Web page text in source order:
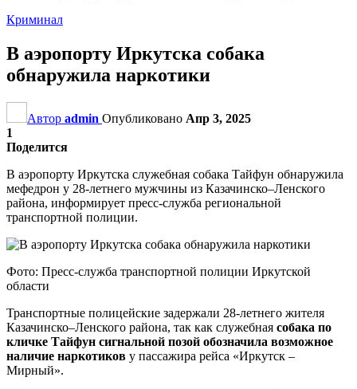
Криминал
В аэропорту Иркутска собака
обнаружила наркотики
Автор admin Опубликовано Апр 3, 2025
1
Поделится
В аэропорту Иркутска служебная собака Тайфун обнаружила
мефедрон у 28-летнего мужчины из Казачинско–Ленского
района, информирует пресс-служба региональной
транспортной полиции.
Фото: Пресс-служба транспортной полиции Иркутской
области
Транспортные полицейские задержали 28-летнего жителя
Казачинско–Ленского района, так как служебная собака по
кличке Тайфун сигнальной позой обозначила возможное
наличие наркотиков у пассажира рейса «Иркутск –
Мирный».